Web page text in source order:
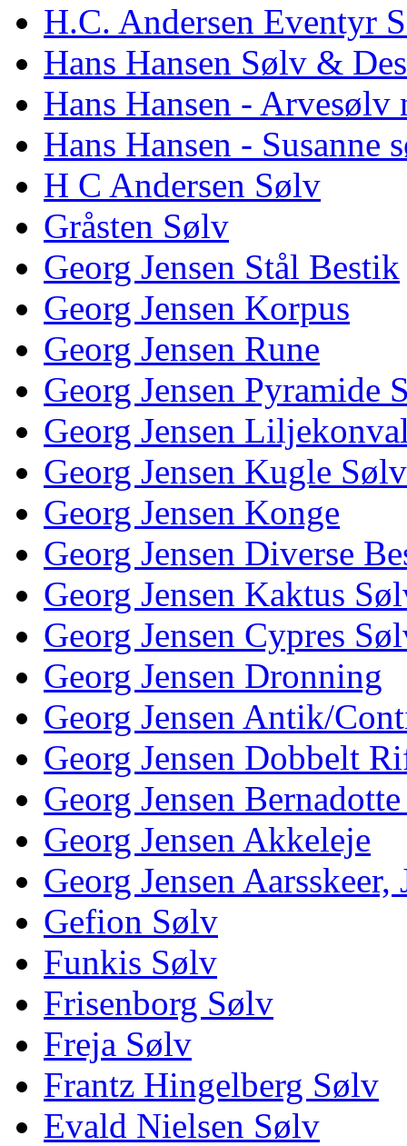
H.C. Andersen Eventyr
Hans Hansen Sølv &
Hans Hansen - Arvesølv
Hans Hansen - Susanne
H C Andersen Sølv
Gråsten Sølv
Georg Jensen Stål Bestik
Georg Jensen Korpus
Georg Jensen Rune
Georg Jensen Pyramide
Georg Jensen
Georg Jensen Kugle Sølv
Georg Jensen Konge
Georg Jensen Diverse
Georg Jensen Kaktus
Georg Jensen Cypres
Georg Jensen Dronning
Georg Jensen Antik/
Georg Jensen Dobbelt
Georg Jensen
Georg Jensen Akkeleje
Georg Jensen
Gefion Sølv
Funkis Sølv
Frisenborg Sølv
Freja Sølv
Frantz Hingelberg Sølv
Evald Nielsen Sølv